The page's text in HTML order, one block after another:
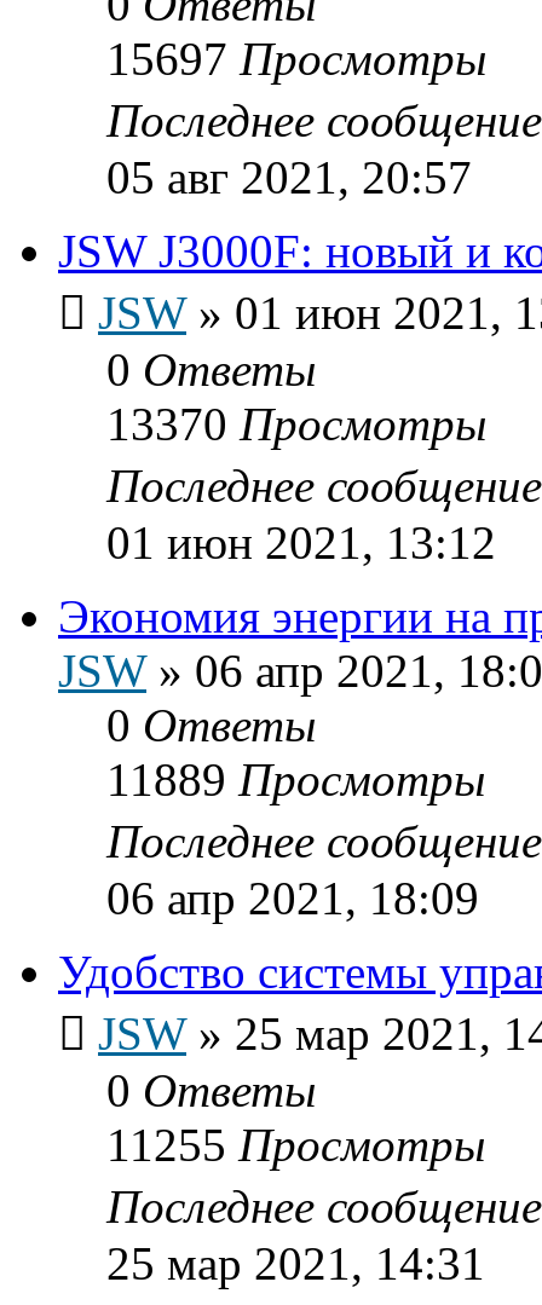
15697 Просмотры
Последнее
05 авг 2021, 20:57
JSW J3000F: новый и
JSW» 01 июн 2021,
0 Ответы
13370 Просмотры
Последнее
01 июн 2021, 13:12
Экономия энергии на
JSW» 06 апр 2021,
0 Ответы
11889 Просмотры
Последнее
06 апр 2021, 18:09
Удобство системы
JSW» 25 мар 2021,
0 Ответы
11255 Просмотры
Последнее
25 мар 2021, 14:31